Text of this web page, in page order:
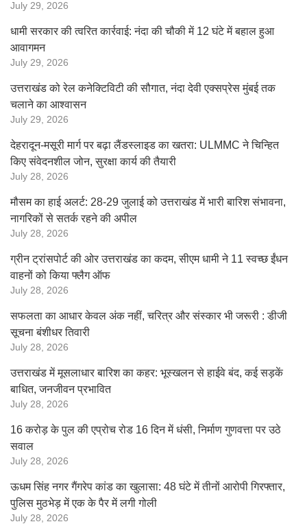
July 29, 2026
धामी सरकार की त्वरित कार्रवाई: नंदा की चौकी में 12 घंटे में बहाल हुआ
आवागमन
July 29, 2026
उत्तराखंड को रेल कनेक्टिविटी की सौगात, नंदा देवी एक्सप्रेस मुंबई तक
चलाने का आश्वासन
July 29, 2026
देहरादून-मसूरी मार्ग पर बढ़ा लैंडस्लाइड का खतरा: ULMMC ने चिन्हित
किए संवेदनशील जोन, सुरक्षा कार्य की तैयारी
July 28, 2026
मौसम का हाई अलर्ट: 28-29 जुलाई को उत्तराखंड में भारी बारिश संभावना,
नागरिकों से सतर्क रहने की अपील
July 28, 2026
ग्रीन ट्रांसपोर्ट की ओर उत्तराखंड का कदम, सीएम धामी ने 11 स्वच्छ ईंधन
वाहनों को किया फ्लैग ऑफ
July 28, 2026
सफलता का आधार केवल अंक नहीं, चरित्र और संस्कार भी जरूरी : डीजी
सूचना बंशीधर तिवारी
July 28, 2026
उत्तराखंड में मूसलाधार बारिश का कहर: भूस्खलन से हाईवे बंद, कई सड़कें
बाधित, जनजीवन प्रभावित
July 28, 2026
16 करोड़ के पुल की एप्रोच रोड 16 दिन में धंसी, निर्माण गुणवत्ता पर उठे
सवाल
July 28, 2026
ऊधम सिंह नगर गैंगरेप कांड का खुलासा: 48 घंटे में तीनों आरोपी गिरफ्तार,
पुलिस मुठभेड़ में एक के पैर में लगी गोली
July 28, 2026